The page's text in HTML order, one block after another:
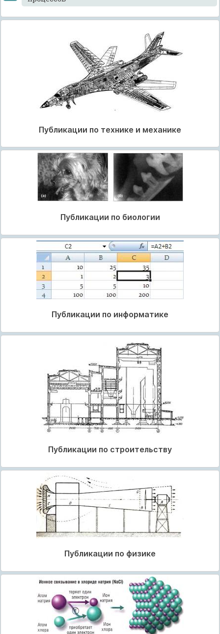
Публикации по технике и механике
Публикации по биологии
Публикации по информатике
Публикации по строительству
Публикации по физике